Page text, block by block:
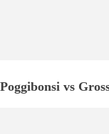
Poggibonsi vs